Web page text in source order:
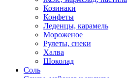
Козинаки
Конфеты
Леденцы, карамель
Мороженое
Рулеты, снеки
Халва
Шоколад
Соль